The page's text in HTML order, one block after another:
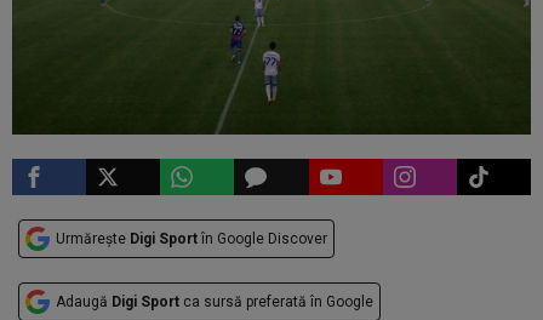
Urmărește Digi Sport în Google Discover
Adaugă Digi Sport ca sursă preferată în Google